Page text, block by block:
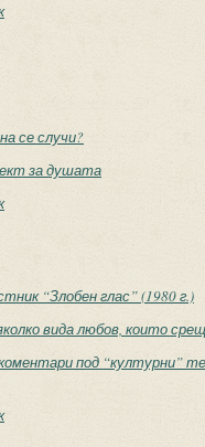
се случи?
за душата
“Злобен глас” (1980 г.)
вида любов, които
под “културни”